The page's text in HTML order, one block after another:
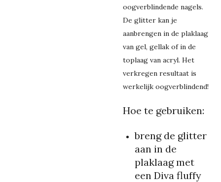
oogverblindende nagels.
De glitter kan je
aanbrengen in de plaklaag
van gel, gellak of in de
toplaag van acryl. Het
verkregen resultaat is
werkelijk oogverblindend!
Hoe te gebruiken:
breng de glitter
aan in de
plaklaag met
een Diva fluffy